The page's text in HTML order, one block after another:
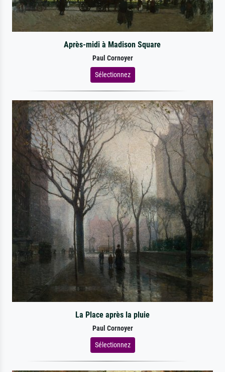
Après-midi à Madison Square
Paul Cornoyer
Sélectionnez
La Place après la pluie
Paul Cornoyer
Sélectionnez